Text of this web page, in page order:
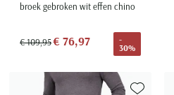
broek gebroken wit effen chino
€ 109,95€ 76,97
-
30%